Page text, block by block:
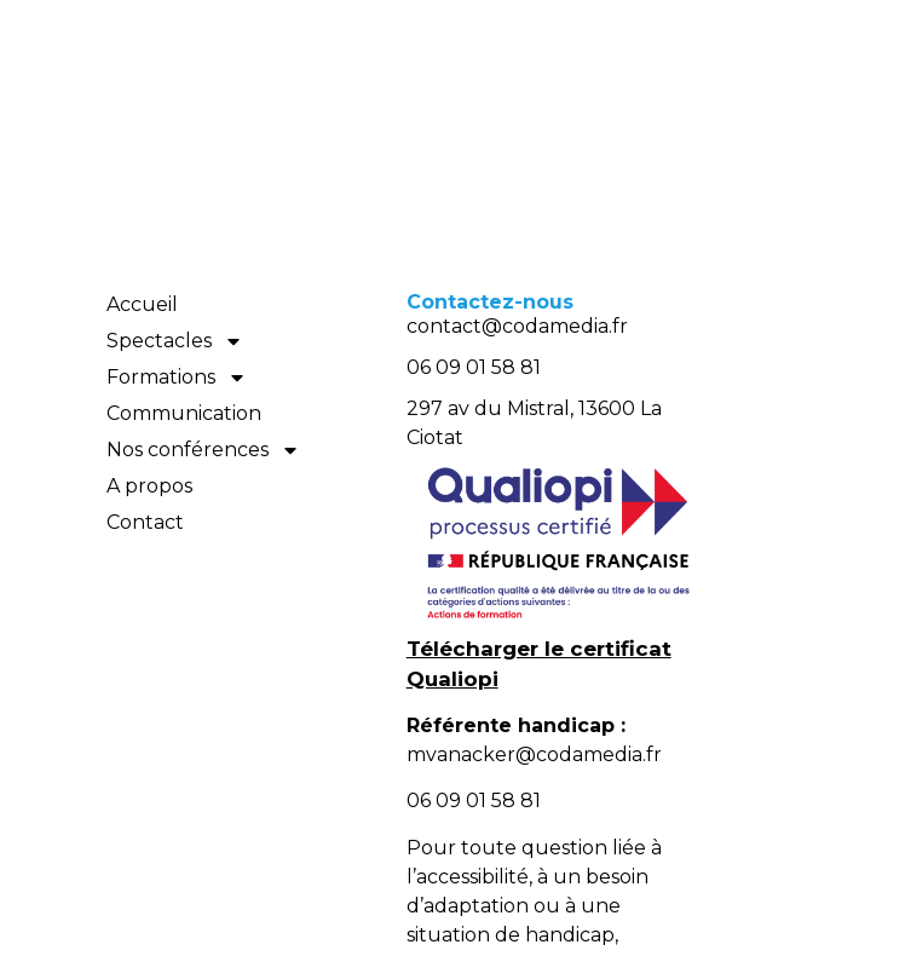
Accueil
Spectacles
Formations
Communication
Nos conférences
A propos
Contact
Contactez-nous
contact@codamedia.fr​
06 09 01 58 81​
297 av du Mistral, 13600 La
Ciotat
Télécharger le certificat
Qualiopi
Référente handicap :
mvanacker@codamedia.fr
06 09 01 58 81​
Pour toute question liée à
l’accessibilité, à un besoin
d’adaptation ou à une
situation de handicap,